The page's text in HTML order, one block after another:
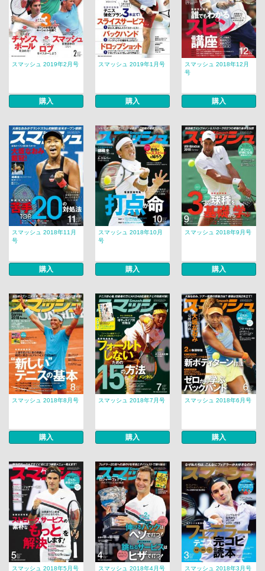
スマッシュ 2019年2月号
購入
スマッシュ 2019年1月号
購入
スマッシュ 2018年12月
号
購入
スマッシュ 2018年11月
号
購入
スマッシュ 2018年10月
号
購入
スマッシュ 2018年9月号
購入
スマッシュ 2018年8月号
購入
スマッシュ 2018年7月号
購入
スマッシュ 2018年6月号
購入
スマッシュ 2018年5月号 スマッシュ 2018年4月号 スマッシュ 2018年3月号